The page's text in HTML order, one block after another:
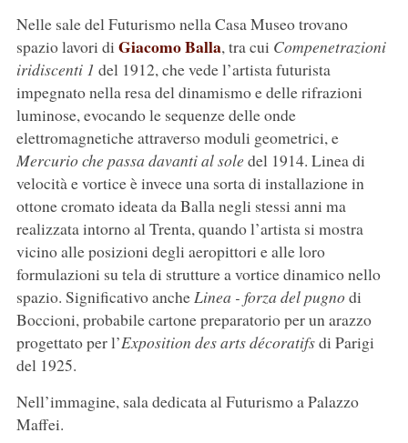
Nelle sale del Futurismo nella Casa Museo trovano
spazio lavori di Giacomo Balla, tra cui Compenetrazioni
iridiscenti 1 del 1912, che vede l’artista futurista
impegnato nella resa del dinamismo e delle rifrazioni
luminose, evocando le sequenze delle onde
elettromagnetiche attraverso moduli geometrici, e
Mercurio che passa davanti al soledel 1914. Linea di
velocità e vortice è invece una sorta di installazione in
ottone cromato ideata da Balla negli stessi anni ma
realizzata intorno al Trenta, quando l’artista si mostra
vicino alle posizioni degli aeropittori e alle loro
formulazioni su tela di strutture a vortice dinamico nello
spazio. Significativo ancheLinea - forza del pugnodi
Boccioni, probabile cartone preparatorio per un arazzo
progettato per l’Exposition des arts décoratifsdi Parigi
del 1925.
Nell’immagine, sala dedicata al Futurismo a Palazzo
Maffei.